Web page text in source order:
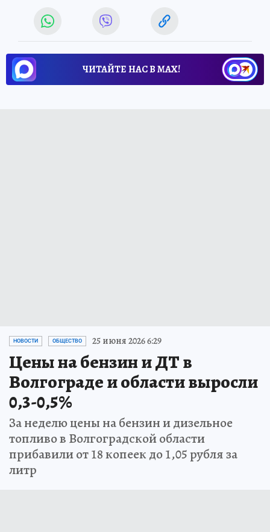
ЧИТАЙТЕ НАС В МАХ!
НОВОСТИ ОБЩЕСТВО 25 июня 2026 6:29
Цены на бензин и ДТ в
Волгограде и области выросли
0,3-0,5%
За неделю цены на бензин и дизельное
топливо в Волгоградской области
прибавили от 18 копеек до 1,05 рубля за
литр